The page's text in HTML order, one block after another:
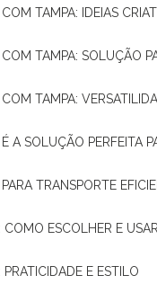
TAMPA: IDEIAS
COM TAMPA: SOLUÇÃO
COM TAMPA:
É A SOLUÇÃO PERFEITA
TRANSPORTE
COMO ESCOLHER E
PRATICIDADE E ESTILO